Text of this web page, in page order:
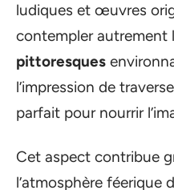
ludiques et œuvres
contempler autrement
pittoresques
l’impression de
parfait pour nourrir
Cet aspect contribue
l’atmosphère féerique